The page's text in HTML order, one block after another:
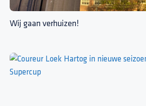
Wij gaan verhuizen!